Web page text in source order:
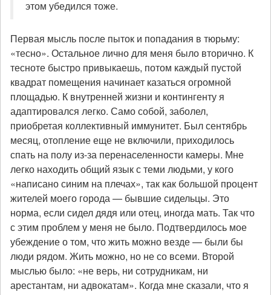
этом убедился тоже.
Первая мысль после пыток и попадания в тюрьму:
«тесно». Остальное лично для меня было вторично. К
тесноте быстро привыкаешь, потом каждый пустой
квадрат помещения начинает казаться огромной
площадью. К внутренней жизни и контингенту я
адаптировался легко. Само собой, заболел,
приобретая коллективный иммунитет. Был сентябрь
месяц, отопление еще не включили, приходилось
спать на полу из-за перенаселенности камеры. Мне
легко находить общий язык с теми людьми, у кого
«написано синим на плечах», так как большой процент
жителей моего города — бывшие сидельцы. Это
норма, если сидел дядя или отец, иногда мать. Так что
с этим проблем у меня не было. Подтвердилось мое
убеждение о том, что жить можно везде — были бы
люди рядом. Жить можно, но не со всеми. Второй
мыслью было: «не верь, ни сотрудникам, ни
арестантам, ни адвокатам». Когда мне сказали, что я